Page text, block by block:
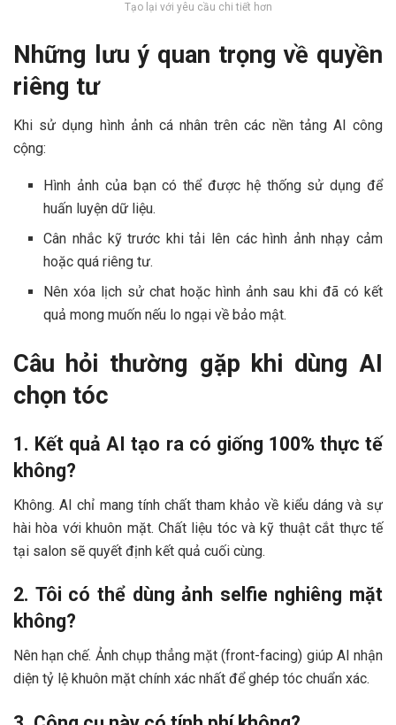
Tạo lại với yêu cầu chi tiết hơn
Những lưu ý quan trọng về quyền
riêng tư
Khi sử dụng hình ảnh cá nhân trên các nền tảng AI công
cộng:
Hình ảnh của bạn có thể được hệ thống sử dụng để
huấn luyện dữ liệu.
Cân nhắc kỹ trước khi tải lên các hình ảnh nhạy cảm
hoặc quá riêng tư.
Nên xóa lịch sử chat hoặc hình ảnh sau khi đã có kết
quả mong muốn nếu lo ngại về bảo mật.
Câu hỏi thường gặp khi dùng AI
chọn tóc
1. Kết quả AI tạo ra có giống 100% thực tế
không?
Không. AI chỉ mang tính chất tham khảo về kiểu dáng và sự
hài hòa với khuôn mặt. Chất liệu tóc và kỹ thuật cắt thực tế
tại salon sẽ quyết định kết quả cuối cùng.
2. Tôi có thể dùng ảnh selfie nghiêng mặt
không?
Nên hạn chế. Ảnh chụp thẳng mặt (front-facing) giúp AI nhận
diện tỷ lệ khuôn mặt chính xác nhất để ghép tóc chuẩn xác.